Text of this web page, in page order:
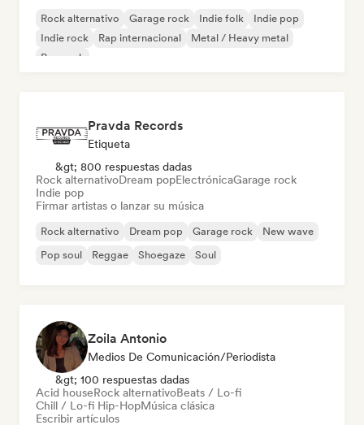
Rock alternativo Garage rock Indie folk
Indie pop
Indie rock
Rap internacional
Metal / Heavy metal
Pop rock
Pravda Records
Etiqueta
&gt; 800 respuestas dadas
Rock alternativoDream popElectrónicaGarage rock
Indie pop
Firmar artistas o lanzar su música
Rock alternativo Dream pop Garage rock
New wave
Pop soul
Reggae Shoegaze Soul
Zoila Antonio
Medios De Comunicación/Periodista
&gt; 100 respuestas dadas
Acid houseRock alternativoBeats / Lo-fi
Chill / Lo-fi Hip-HopMúsica clásica
Escribir artículos